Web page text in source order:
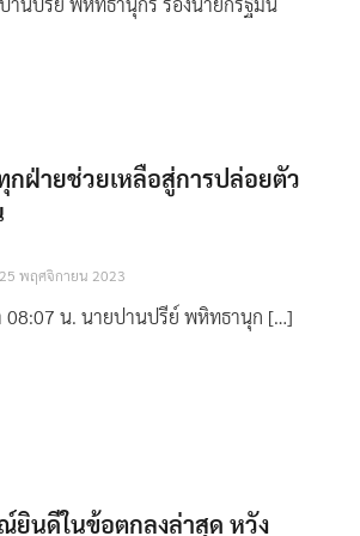
ฝ่ายช่วยเหลือสู่การปล่อยตัว
25 พฤศจิกายน 2023
08:07 น. นายปานปรีย์ พหิทธานุก […]
ยินดีในข้อตกลงล่าสุด หวัง